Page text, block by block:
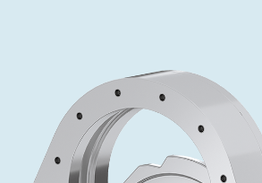
密技術
9月 2, 2026 イベント情
Semicon Taiwan
真空ゲートバルブ
真空アングルバルブ、イ
真空バタフライバルブ
真空振り子式バルブ
真空モジュール
基板搬送
サブファブシステム
スパッタリング
薄膜封止(CVD)
OLED 蒸着
科学機器と医学
コーティング
産業分野
真空輸送
バッテリー製造
結晶成長
発電
サブファブシステム
高エネルギー物理学
標準修理サービス
固定価格修理サービス
VATサービスセンター
Shares and debt
コーポレートガバナンス
General Meeting
Event calendar